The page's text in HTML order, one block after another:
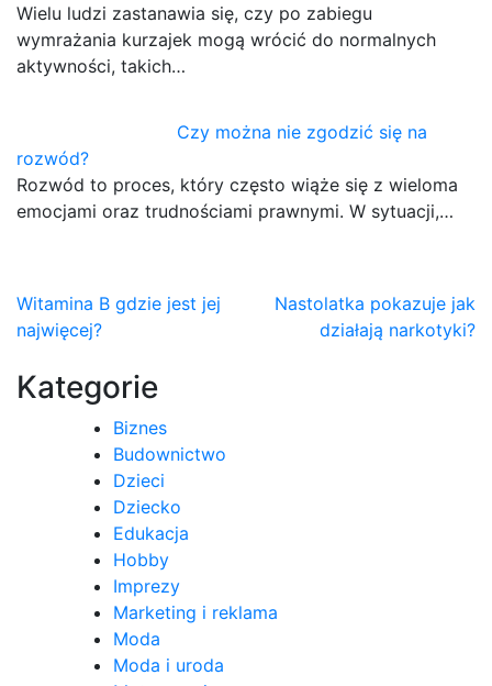
Wielu ludzi zastanawia się, czy po zabiegu
wymrażania kurzajek mogą wrócić do normalnych
aktywności, takich…
Czy można nie zgodzić się na
rozwód?
Rozwód to proces, który często wiąże się z wieloma
emocjami oraz trudnościami prawnymi. W sytuacji,…
Nawigacja
wpisu
Witamina B gdzie jest jej
najwięcej?
Nastolatka pokazuje jak
działają narkotyki?
Kategorie
Biznes
Budownictwo
Dzieci
Dziecko
Edukacja
Hobby
Imprezy
Marketing i reklama
Moda
Moda i uroda